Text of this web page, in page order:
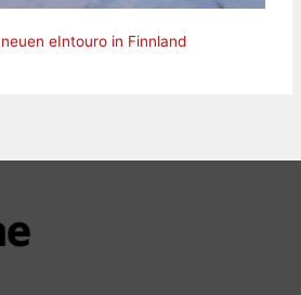
eIntouro in Finnland